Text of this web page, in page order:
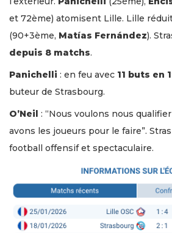
et 72ème) atomisent Lille. Lille
(90+3ème, Matías Fernández).
depuis 8 matchs.
Panichelli : en feu avec 11 buts en
buteur de Strasbourg.
O’Neil : “Nous voulons nous
avons les joueurs pour le faire”.
football offensif et spectaculaire.